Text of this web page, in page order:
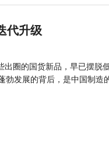
代升级
出圈的国货新品，早已摆
发展的背后，是中国制造